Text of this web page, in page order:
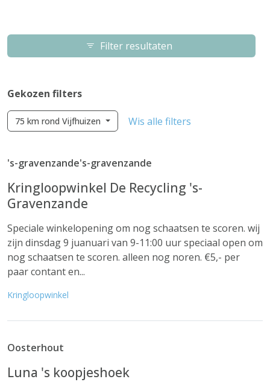
Filter resultaten
Gekozen filters
75 km rond Vijfhuizen Wis alle filters
's-gravenzande's-gravenzande
Kringloopwinkel De Recycling 's-
Gravenzande
Speciale winkelopening om nog schaatsen te scoren. wij
zijn dinsdag 9 juanuari van 9-11:00 uur speciaal open om
nog schaatsen te scoren. alleen nog noren. €5,- per
paar contant en...
Kringloopwinkel
Oosterhout
Luna 's koopjeshoek